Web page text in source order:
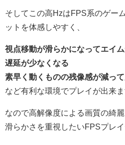
そしてこの高HzはFPS系のゲー
ットを体感しやすく、
視点移動が滑らかになってエイ
遅延が少なくなる
素早く動くものの残像感が減っ
など有利な環境でプレイが出来ま
なので高解像度による画質の綺
滑らかさを重視したいFPSプレ